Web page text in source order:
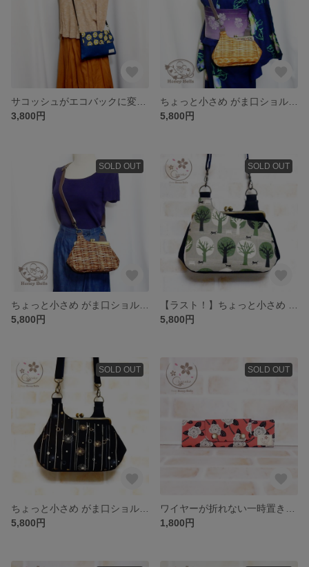
3,800円
5,800円
SOLD OUT
5,800円
SOLD OUT
5,800円
SOLD OUT
5,800円
SOLD OUT
1,800円